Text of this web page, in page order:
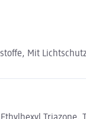
Mit